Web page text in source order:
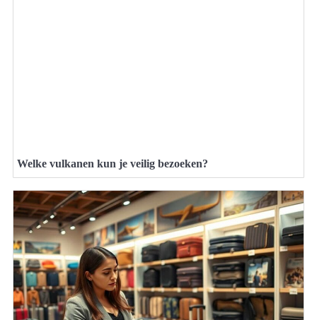
Welke vulkanen kun je veilig bezoeken?